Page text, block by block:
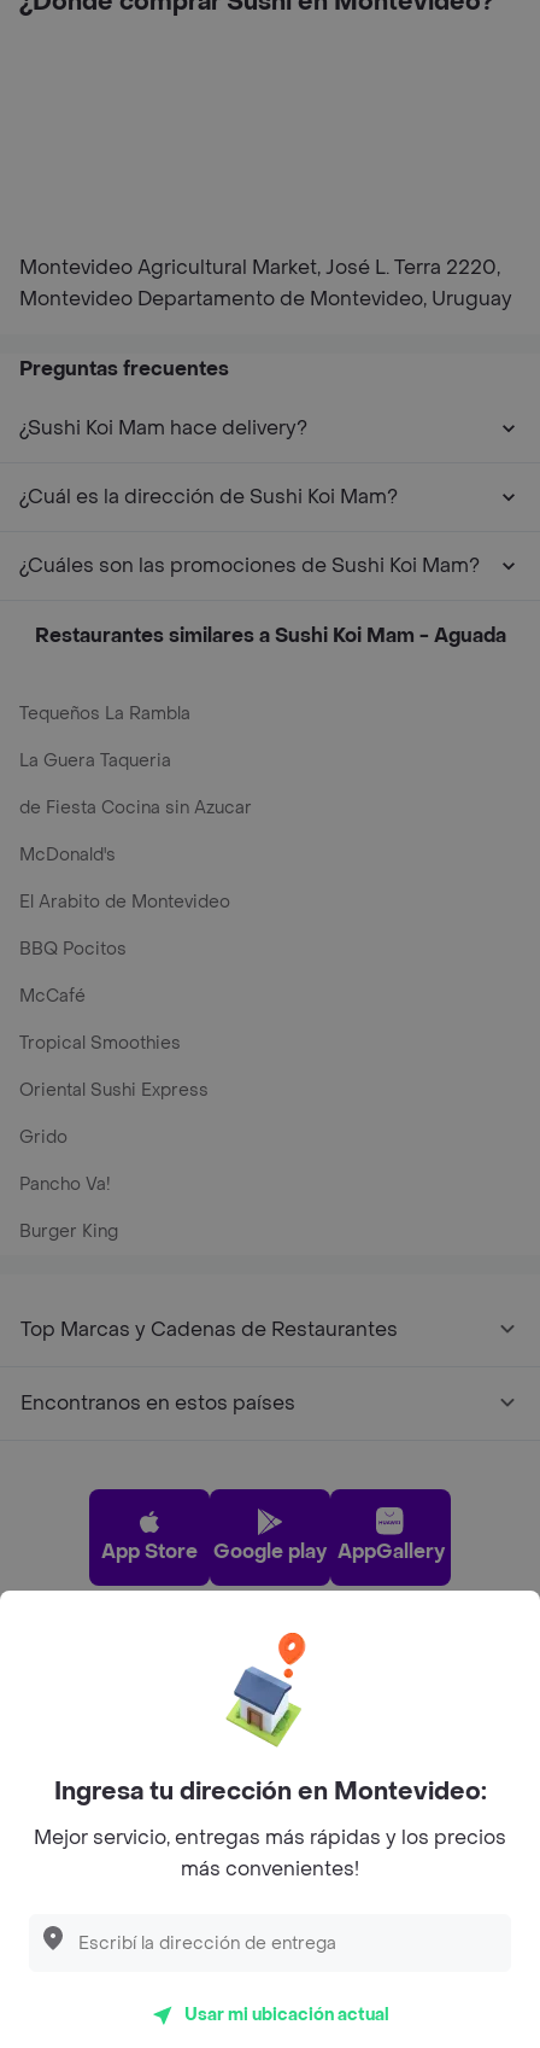
Montevideo Agricultural Market, José L. Terra 2220,
Montevideo Departamento de Montevideo, Uruguay
Preguntas frecuentes
¿Sushi Koi Mam hace delivery?
¿Cuál es la dirección de Sushi Koi Mam?
¿Cuáles son las promociones de Sushi Koi Mam?
Restaurantes similares a Sushi Koi Mam - Aguada
Tequeños La Rambla
La Guera Taqueria
de Fiesta Cocina sin Azucar
McDonald's
El Arabito de Montevideo
BBQ Pocitos
McCafé
Tropical Smoothies
Oriental Sushi Express
Grido
Pancho Va!
Burger King
Top Marcas y Cadenas de Restaurantes
Encontranos en estos países
App Store Google play AppGallery
Pide tu comida favorita cerca de ti
2026 Rappi Inc. All rights reserved.
Ingresa tu dirección en Montevideo:
Mejor servicio, entregas más rápidas y los precios
más convenientes!
Usar mi ubicación actual